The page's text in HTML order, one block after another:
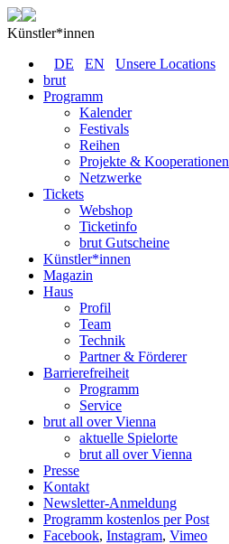
Künstler*innen
DE
EN
Unsere Locations
brut
Programm
Kalender
Festivals
Reihen
Projekte & Kooperationen
Netzwerke
Tickets
Webshop
Ticketinfo
brut Gutscheine
Künstler*innen
Magazin
Haus
Profil
Team
Technik
Partner & Förderer
Barrierefreiheit
Programm
Service
brut all over Vienna
aktuelle Spielorte
brut all over Vienna
Presse
Kontakt
Newsletter-Anmeldung
Programm kostenlos per Post
Facebook, Instagram, Vimeo